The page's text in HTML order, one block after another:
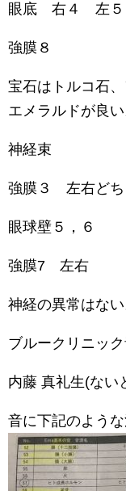
眼底 右４ 左５
強膜８
宝石はトルコ石
エメラルドが良い
神経束
強膜３ 左右どち
眼球壁５，６
強膜7 左右
神経の異常はない
ブルークリニッ
内藤 真礼生(ない
音に下記のよう